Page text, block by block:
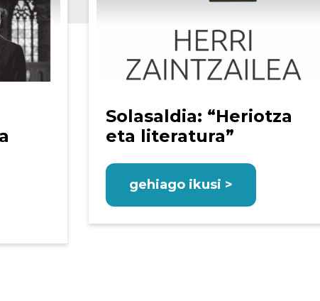
Solasaldia: “Heriotza
eta literatura”
gehiago ikusi >